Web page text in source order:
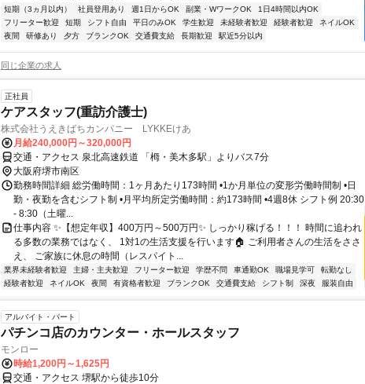
短期（3ヵ月以内） 社員登用あり 週1日からOK 副業・WワークOK
1日4時間以内OK
フリーター歓迎
短期 シフト自由 平日のみOK 学生歓迎 未経験者歓迎 経験者歓迎
ネイルOK
夜間
研修あり 夕方 ブランクOK 交通費支給 長期歓迎 駅近5分以内
同じ企業の求人
正社員
ケアスタッフ(重訪介護士)
株式会社うえきばちカンパニー LYKKEけあ
月給240,000円～320,000円
交通・アクセス 泉北高速鉄道 「栂・美木多駅」よりバス7分
大阪府堺市南区
勤務時間詳細 総労働時間：1ヶ月あたり173時間 •1か月単位の変形労働時間制 •日
勤・夜勤を含むシフト制 •月平均所定労働時間：約173時間 •4週8休 シフト例 20:30
- 8:30（土曜...
仕事内容 ✨【想定年収】400万円～500万円✨ しっかり稼げる！！！ 時間に追われ
る多数の業務ではなく、 1対1の生活支援を行います🏠 ご利用者さんの生活をささ
え、 ご家族に休息の時間（レスパイト...
業界未経験者歓迎 主婦・主夫歓迎 フリーター歓迎 学歴不問 車通勤OK 職場見学可
転勤なし
経験者歓迎
ネイルOK 夜間 有資格者歓迎 ブランクOK 交通費支給 シフト制 深夜 服装自由
アルバイト・パート
パチンコ店のカウンター・ホールスタッフ
モンロー
時給1,200円～1,625円
交通・アクセス 堺駅から徒歩10分